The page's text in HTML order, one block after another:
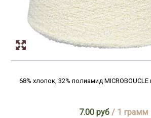
68% хлопок, 32% полиамид
7.00 руб / 1 грамм